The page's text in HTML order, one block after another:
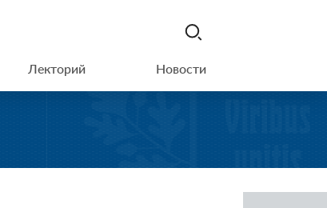
Лекторий Новости